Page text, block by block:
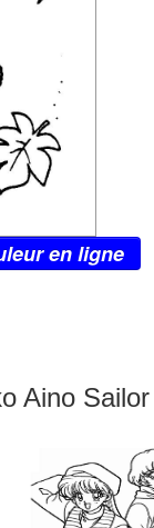
en ligne
Aino